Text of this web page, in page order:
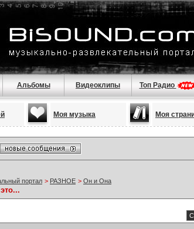
Альбомы Видеоклипы Топ Радио
Моя музыка Моя
портал > РАЗНОЕ > Он и Она